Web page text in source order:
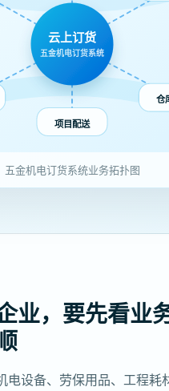
仓
项目配送
云上订货
五金机电订货系统
五金机电订货系统业务拓扑图
业，要先看业
电设备、劳保用品、工程耗